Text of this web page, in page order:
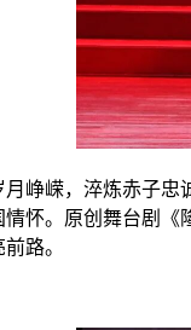
峥嵘，淬炼赤子
怀。原创舞台剧
路。